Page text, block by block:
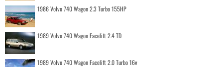
1986 Volvo 740 Wagon 2.3 Turbo 155HP
1989 Volvo 740 Wagon Facelift 2.4 TD
1989 Volvo 740 Wagon Facelift 2.0 Turbo 16v